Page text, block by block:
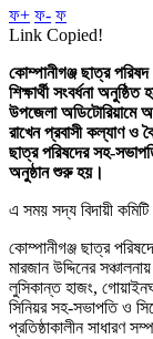
ফ+ ফ- ফ
Link Copied!
কোম্পানীগঞ্জ ছাত্র
শিক্ষার্থী সংবর্ধনা
উপজেলা অডিটোরিয়ামে
রাখেন প্রবাসী কল্যাণ ও
ছাত্র পরিষদের সহ-
অনুষ্ঠান শুরু হয়।
এ সময় সদ্য বিদায়ী
কোম্পানীগঞ্জ ছাত্র
মারজান উদ্দিনের
লুসিকান্ত হাজং,
সিনিয়র সহ-সভাপতি ও
প্রতিষ্ঠাকালীন সাধারণ